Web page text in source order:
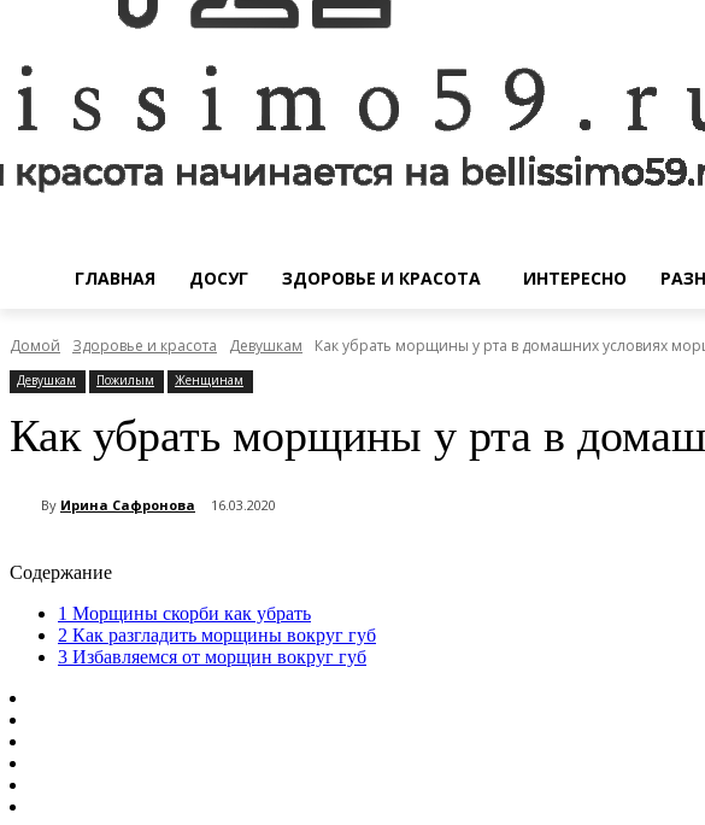
ГЛАВНАЯ ДОСУГ ЗДОРОВЬЕ И КРАСОТА ИНТЕРЕСНО
Домой Здоровье и красота Девушкам Как убрать морщины у рта в домашних условиях
Девушкам Пожилым Женщинам
Как убрать морщины у рта в
By Ирина Сафронова 16.03.2020
Содержание
1 Морщины скорби как убрать
2 Как разгладить морщины вокруг губ
3 Избавляемся от морщин вокруг губ